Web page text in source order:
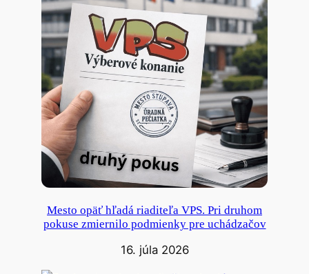
Mesto opäť hľadá riaditeľa VPS. Pri druhom
pokuse zmiernilo podmienky pre uchádzačov
16. júla 2026